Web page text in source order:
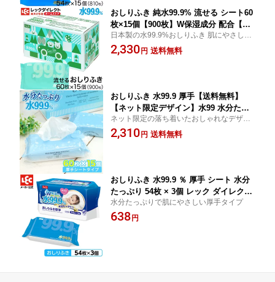
おしりふき 純水99.9% 流せる シート60
枚×15個【900枚】W保湿成分 配合【肌
にやさしい】おしり拭き お尻拭き お尻
ふき 厚手 赤ちゃん ベビー トイレ ベビ
日本製の水99.9%おしりふき 肌にやさしい
成分しか使っていません。
2,330 円 送料無料
おしりふき 水99.9 厚手【送料無料】
【ネット限定デザイン】水99 水分たっ
ぷり 60枚×15個 レック ダイレクト lec
ネット限定の落ち着いたおしゃれなデザイ
ンのおしりふきです。シートは厚手タイプ
だから、使い心地もばっちり！
2,310 円 送料無料
おしりふき 水99.9 ％ 厚手 シート 水分
たっぷり 54枚 × 3個 レック ダイレクト
lec
水分たっぷりで肌にやさしい厚手タイプ
638 円